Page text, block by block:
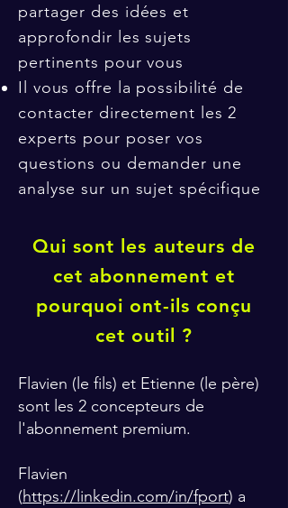
partager des idées et
approfondir les sujets
pertinents pour vous
Il vous offre la possibilité de
contacter directement les 2
experts pour poser vos
questions ou demander une
analyse sur un sujet spécifique
Qui sont les auteurs de
cet abonnement et
pourquoi ont-ils conçu
cet outil ?
Flavien (le fils) et Etienne (le père)
sont les 2 concepteurs de
l'abonnement premium.
Flavien
(https://linkedin.com/in/fport) a